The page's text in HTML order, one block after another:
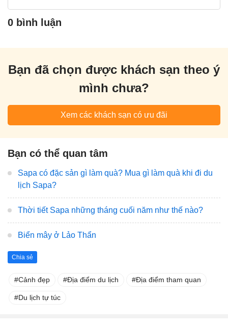
0 bình luận
Bạn đã chọn được khách sạn theo ý
mình chưa?
Xem các khách sạn có ưu đãi
Bạn có thể quan tâm
Sapa có đặc sản gì làm quà? Mua gì làm quà khi đi du
lịch Sapa?
Thời tiết Sapa những tháng cuối năm như thế nào?
Biển mây ở Lảo Thẩn
Chia sẻ
Cảnh đẹp Địa điểm du lịch Địa điểm tham quan
Du lịch tự túc